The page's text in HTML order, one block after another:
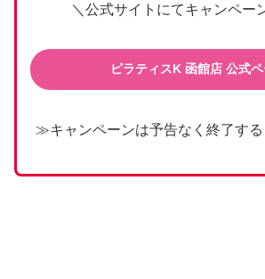
＼公式サイトにてキャンペー
ピラティスK 函館店 公式
≫キャンペーンは予告なく終了す